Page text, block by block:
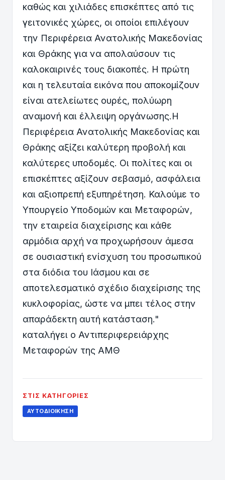
καθώς και χιλιάδες επισκέπτες από τις
γειτονικές χώρες, οι οποίοι επιλέγουν
την Περιφέρεια Ανατολικής Μακεδονίας
και Θράκης για να απολαύσουν τις
καλοκαιρινές τους διακοπές. Η πρώτη
και η τελευταία εικόνα που αποκομίζουν
είναι ατελείωτες ουρές, πολύωρη
αναμονή και έλλειψη οργάνωσης.Η
Περιφέρεια Ανατολικής Μακεδονίας και
Θράκης αξίζει καλύτερη προβολή και
καλύτερες υποδομές. Οι πολίτες και οι
επισκέπτες αξίζουν σεβασμό, ασφάλεια
και αξιοπρεπή εξυπηρέτηση. Καλούμε το
Υπουργείο Υποδομών και Μεταφορών,
την εταιρεία διαχείρισης και κάθε
αρμόδια αρχή να προχωρήσουν άμεσα
σε ουσιαστική ενίσχυση του προσωπικού
στα διόδια του Ιάσμου και σε
αποτελεσματικό σχέδιο διαχείρισης της
κυκλοφορίας, ώστε να μπει τέλος στην
απαράδεκτη αυτή κατάσταση."
καταλήγει ο Αντιπεριφερειάρχης
Μεταφορών της ΑΜΘ
ΣΤΙΣ ΚΑΤΗΓΟΡΊΕΣ
ΑΥΤΟΔΙΟΊΚΗΣΗ